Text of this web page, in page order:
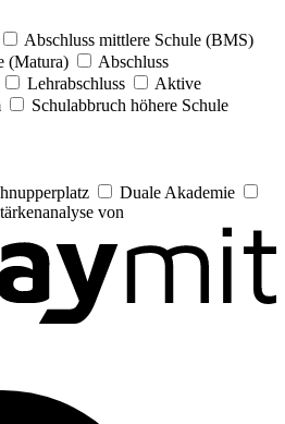
Abschluss mittlere Schule (BMS)
(Matura)
Abschluss
Lehrabschluss
Aktive
Schulabbruch höhere Schule
Duale Akademie
von